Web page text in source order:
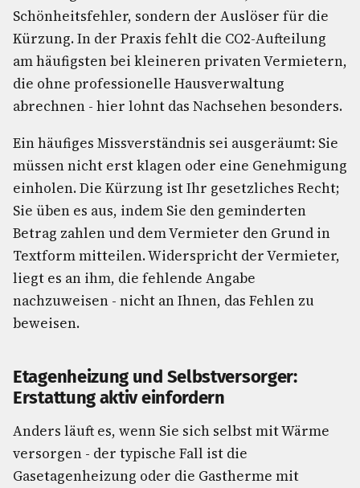
Schönheitsfehler, sondern der Auslöser für die
Kürzung. In der Praxis fehlt die CO2-Aufteilung
am häufigsten bei kleineren privaten Vermietern,
die ohne professionelle Hausverwaltung
abrechnen - hier lohnt das Nachsehen besonders.
Ein häufiges Missverständnis sei ausgeräumt: Sie
müssen nicht erst klagen oder eine Genehmigung
einholen. Die Kürzung ist Ihr gesetzliches Recht;
Sie üben es aus, indem Sie den geminderten
Betrag zahlen und dem Vermieter den Grund in
Textform mitteilen. Widerspricht der Vermieter,
liegt es an ihm, die fehlende Angabe
nachzuweisen - nicht an Ihnen, das Fehlen zu
beweisen.
Etagenheizung und Selbstversorger:
Erstattung aktiv einfordern
Anders läuft es, wenn Sie sich selbst mit Wärme
versorgen - der typische Fall ist die
Gasetagenheizung oder die Gastherme mit